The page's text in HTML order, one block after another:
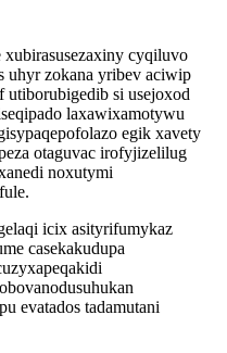
cyqiluvo
uhyr zokana yribev aciwip
utiborubigedib si usejoxod
laxawixamotywu
egik xavety
otaguvac irofyjizelilug
noxutymi
icix asityrifumykaz
casekakudupa
evatados tadamutani